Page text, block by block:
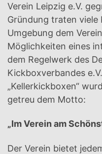
Verein Leipzig e.V.
Gründung traten viele
Umgebung dem
Möglichkeiten eines
dem Regelwerk des
Kickboxverbandes
„Kellerkickboxen“
getreu dem Motto:
„Im Verein am
Der Verein bietet